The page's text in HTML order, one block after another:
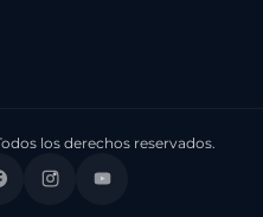
los derechos reservados.